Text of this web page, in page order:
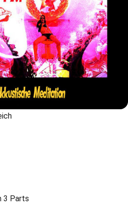
3 Parts